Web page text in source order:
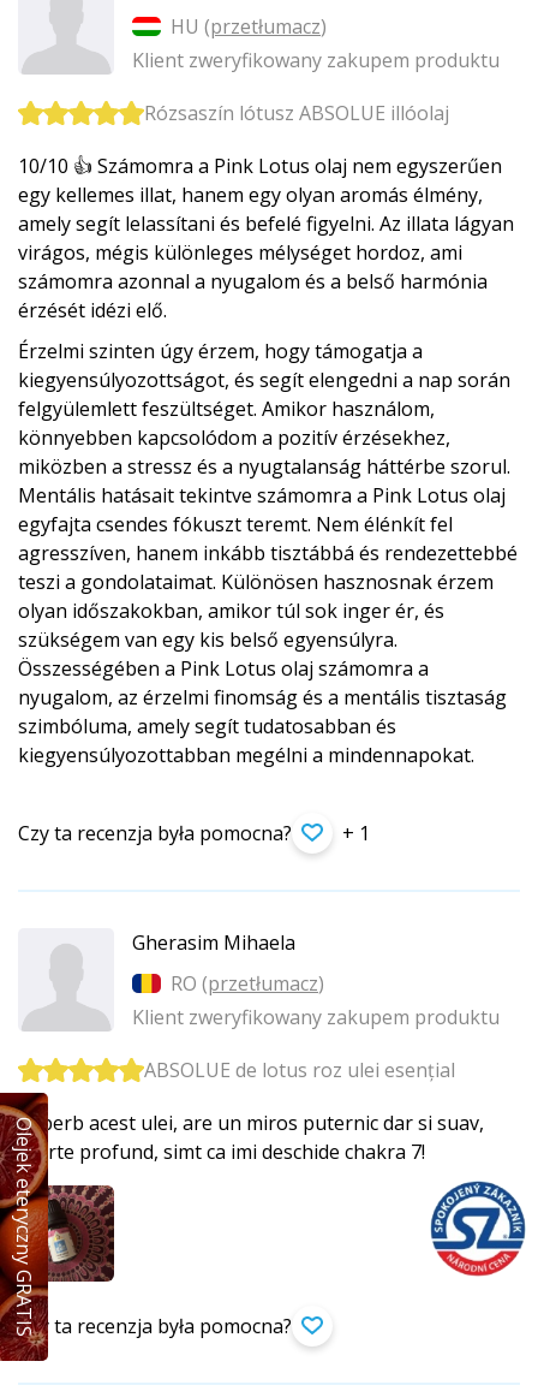
HU (przetłumacz)
Klient zweryfikowany zakupem produktu
Rózsaszín lótusz ABSOLUE illóolaj
10/10 👍 Számomra a Pink Lotus olaj nem egyszerűen
egy kellemes illat, hanem egy olyan aromás élmény,
amely segít lelassítani és befelé figyelni. Az illata lágyan
virágos, mégis különleges mélységet hordoz, ami
számomra azonnal a nyugalom és a belső harmónia
érzését idézi elő.
Érzelmi szinten úgy érzem, hogy támogatja a
kiegyensúlyozot­tságot, és segít elengedni a nap során
felgyülemlett feszültséget. Amikor használom,
könnyebben kapcsolódom a pozitív érzésekhez,
miközben a stressz és a nyugtalanság háttérbe szorul.
Mentális hatásait tekintve számomra a Pink Lotus olaj
egyfajta csendes fókuszt teremt. Nem élénkít fel
agresszíven, hanem inkább tisztábbá és rendezettebbé
teszi a gondolataimat. Különösen hasznosnak érzem
olyan időszakokban, amikor túl sok inger ér, és
szükségem van egy kis belső egyensúlyra.
Összességében a Pink Lotus olaj számomra a
nyugalom, az érzelmi finomság és a mentális tisztaság
szimbóluma, amely segít tudatosabban és
kiegyensúlyozot­tabban megélni a mindennapokat.
Czy ta recenzja była pomocna? + 1
Gherasim Mihaela
RO (przetłumacz)
Klient zweryfikowany zakupem produktu
ABSOLUE de lotus roz ulei esențial
Superb acest ulei, are un miros puternic dar si suav,
foarte profund, simt ca imi deschide chakra 7!
Czy ta recenzja była pomocna?
Olejek eteryczny GRATIS